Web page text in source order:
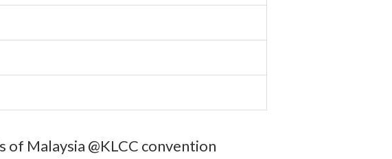
Malaysia @KLCC convention